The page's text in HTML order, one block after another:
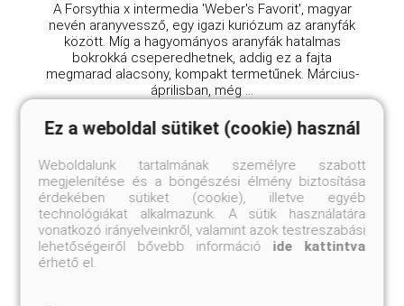
A Forsythia x intermedia 'Weber's Favorit', magyar
nevén aranyvessző, egy igazi kuriózum az aranyfák
között. Míg a hagyományos aranyfák hatalmas
bokrokká cseperedhetnek, addig ez a fajta
megmarad alacsony, kompakt termetűnek. Március-
áprilisban, még ...
Ez a weboldal sütiket (cookie) használ
Weboldalunk tartalmának személyre szabott
megjelenítése és a böngészési élmény biztosítása
érdekében sütiket (cookie), illetve egyéb
technológiákat alkalmazunk. A sütik használatára
vonatkozó irányelveinkről, valamint azok testreszabási
lehetőségeiről bővebb információ ide kattintva
érhető el.